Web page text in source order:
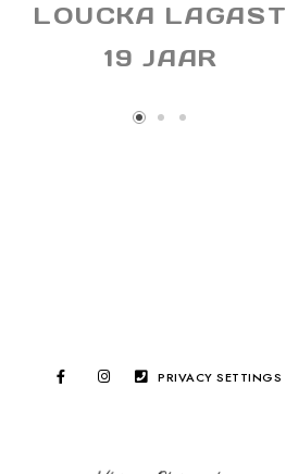
LOUCKA LAGAST
19 JAAR
PRIVACY SETTINGS